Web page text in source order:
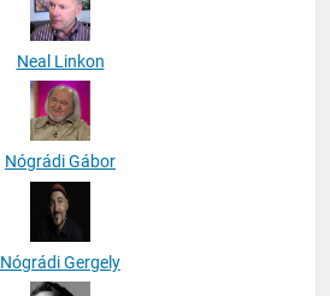
Neal Linkon
Nógrádi Gábor
Nógrádi Gergely